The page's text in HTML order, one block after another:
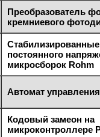
Преобразователь
кремниевого
постоянного
микросборок Rohm
Автомат
Кодовый замеон на
микроконтроллере